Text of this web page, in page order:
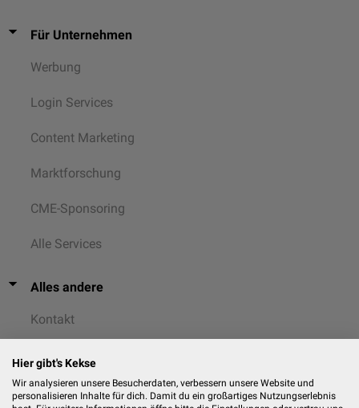
Für Unternehmen
Werbung
Login Services
Content Marketing
Marktforschung
CME-Sponsoring
Alle Services
Alles andere
Kontakt
AGB
Datenschutz
Hier gibt's Kekse
Wir analysieren unsere Besucherdaten, verbessern unsere Website und
personalisieren Inhalte für dich. Damit du ein großartiges Nutzungserlebnis